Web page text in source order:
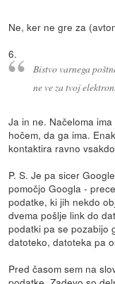
Ne, ker ne gre za
6.
Bistvo varnega
ne ve za tvoj
Ja in ne. Načeloma
hočem, da ga ima.
kontaktira ravno
P. S. Je pa sicer
pomočjo Googla -
podatke, ki jih nekdo
dvema pošlje link do
podatki pa se pozabijo
datoteko, datoteka pa
Pred časom sem na